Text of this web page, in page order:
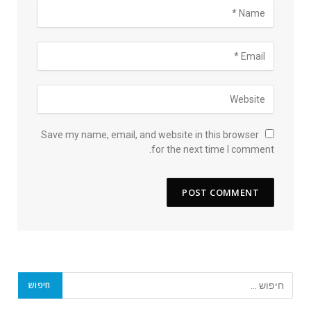
Save my name, email, and website in this browser
for the next time I comment.